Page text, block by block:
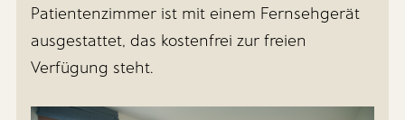
Patientenzimmer ist mit einem Fernsehgerät
ausgestattet, das kostenfrei zur freien
Verfügung steht.